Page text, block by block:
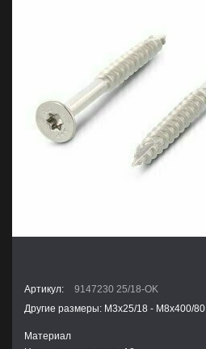
Артикул:
9147230 25/18-OK
Другие размеры: М3х25/18 - М8х400/80
Материал